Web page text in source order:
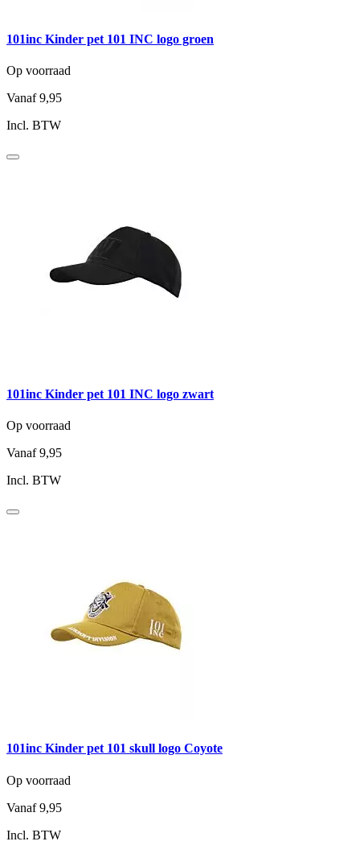
101inc Kinder pet 101 INC logo groen
Op voorraad
Vanaf 9,95
Incl. BTW
101inc Kinder pet 101 INC logo zwart
Op voorraad
Vanaf 9,95
Incl. BTW
101inc Kinder pet 101 skull logo Coyote
Op voorraad
Vanaf 9,95
Incl. BTW